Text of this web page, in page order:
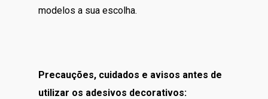
modelos a sua escolha.
Precauções, cuidados e avisos antes de
utilizar os adesivos decorativos: